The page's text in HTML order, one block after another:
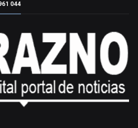
044